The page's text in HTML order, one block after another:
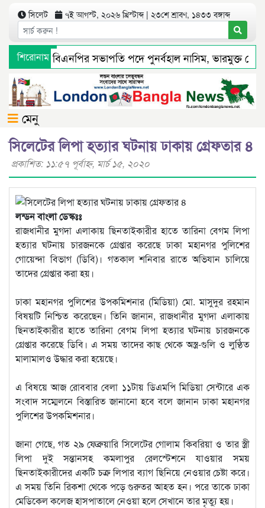
সিলেট ৭ই আগস্ট, ২০২৬ খ্রিস্টাব্দ | ২৩শে শ্রাবণ, ১৪৩৩ বঙ্গাব্দ
শিরোনাম
মহানগর বিএনপির সভাপতি পদে পুনর্বহাল নাসিম, ভারমুক্ত লোদী
সংবাদ প্রকাশের পর সিলেট টিটিসির প্রতারক ড্রাইভার বিল্লাল
মেনু
সিলেটের লিপা হত্যার ঘটনায় ঢাকায় গ্রেফতার ৪
প্রকাশিত: ১১:৫৭ পূর্বাহ্ণ, মার্চ ১৫, ২০২০
লন্ডন বাংলা ডেস্কঃঃ
রাজধানীর মুগদা এলাকায় ছিনতাইকারীর হাতে তারিনা বেগম লিপা
হত্যার ঘটনায় চারজনকে গ্রেপ্তার করেছে ঢাকা মহানগর পুলিশের
গোয়েন্দা বিভাগ (ডিবি)। গতকাল শনিবার রাতে অভিযান চালিয়ে
তাদের গ্রেপ্তার করা হয়।
ঢাকা মহানগর পুলিশের উপকমিশনার (মিডিয়া) মো. মাসুদুর রহমান
বিষয়টি নিশ্চিত করেছেন। তিনি জানান, রাজধানীর মুগদা এলাকায়
ছিনতাইকারীর হাতে তারিনা বেগম লিপা হত্যার ঘটনায় চারজনকে
গ্রেপ্তার করেছে ডিবি। এ সময় তাদের কাছ থেকে অস্ত্র-গুলি ও লুণ্ঠিত
মালামালও উদ্ধার করা হয়েছে।
এ বিষয়ে আজ রোববার বেলা ১১টায় ডিএমপি মিডিয়া সেন্টারে এক
সংবাদ সম্মেলনে বিস্তারিত জানানো হবে বলে জানান ঢাকা মহানগর
পুলিশের উপকমিশনার।
জানা গেছে, গত ২৯ ফেব্রুয়ারি সিলেটের গোলাম কিবরিয়া ও তার স্ত্রী
লিপা দুই সন্তানসহ কমলাপুর রেলস্টেশনে যাওয়ার সময়
ছিনতাইকারীদের একটি চক্র লিপার ব্যাগ ছিনিয়ে নেওয়ার চেষ্টা করে।
এ সময় তিনি রিকশা থেকে পড়ে গুরুতর আহত হন। পরে তাকে ঢাকা
মেডিকেল কলেজ হাসপাতালে নেওয়া হলে সেখানে তার মৃত্যু হয়।